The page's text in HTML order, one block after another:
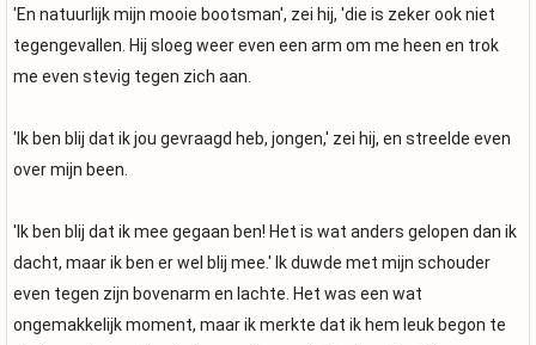
'En natuurlijk mijn mooie bootsman', zei hij, 'die is zeker ook niet
tegengevallen. Hij sloeg weer even een arm om me heen en trok
me even stevig tegen zich aan.
'Ik ben blij dat ik jou gevraagd heb, jongen,' zei hij, en streelde even
over mijn been.
'Ik ben blij dat ik mee gegaan ben! Het is wat anders gelopen dan ik
dacht, maar ik ben er wel blij mee.' Ik duwde met mijn schouder
even tegen zijn bovenarm en lachte. Het was een wat
ongemakkelijk moment, maar ik merkte dat ik hem leuk begon te